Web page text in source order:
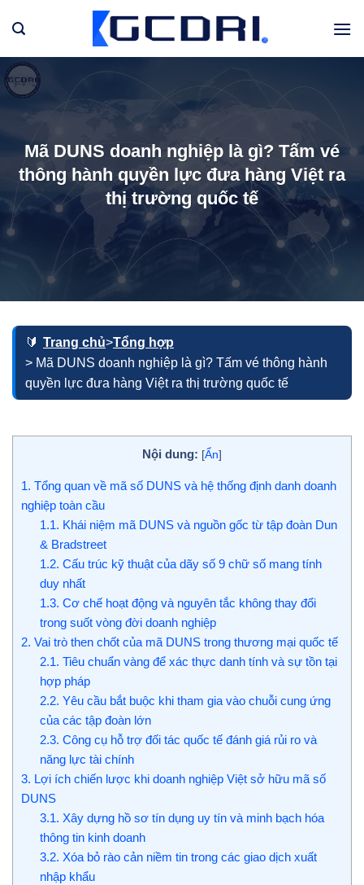
qua
dung
Mã DUNS doanh nghiệp là gì? Tấm vé
thông hành quyền lực đưa hàng Việt ra
thị trường quốc tế
Trang chủ>Tổng hợp
> Mã DUNS doanh nghiệp là gì? Tấm vé thông hành
quyền lực đưa hàng Việt ra thị trường quốc tế
Nội dung: [Ẩn]
1. Tổng quan về mã số DUNS và hệ thống định danh doanh
nghiệp toàn cầu
1.1. Khái niệm mã DUNS và nguồn gốc từ tập đoàn Dun
& Bradstreet
1.2. Cấu trúc kỹ thuật của dãy số 9 chữ số mang tính
duy nhất
1.3. Cơ chế hoạt động và nguyên tắc không thay đổi
trong suốt vòng đời doanh nghiệp
2. Vai trò then chốt của mã DUNS trong thương mại quốc tế
2.1. Tiêu chuẩn vàng để xác thực danh tính và sự tồn tại
hợp pháp
2.2. Yêu cầu bắt buộc khi tham gia vào chuỗi cung ứng
của các tập đoàn lớn
2.3. Công cụ hỗ trợ đối tác quốc tế đánh giá rủi ro và
năng lực tài chính
3. Lợi ích chiến lược khi doanh nghiệp Việt sở hữu mã số
DUNS
3.1. Xây dựng hồ sơ tín dụng uy tín và minh bạch hóa
thông tin kinh doanh
3.2. Xóa bỏ rào cản niềm tin trong các giao dịch xuất
nhập khẩu